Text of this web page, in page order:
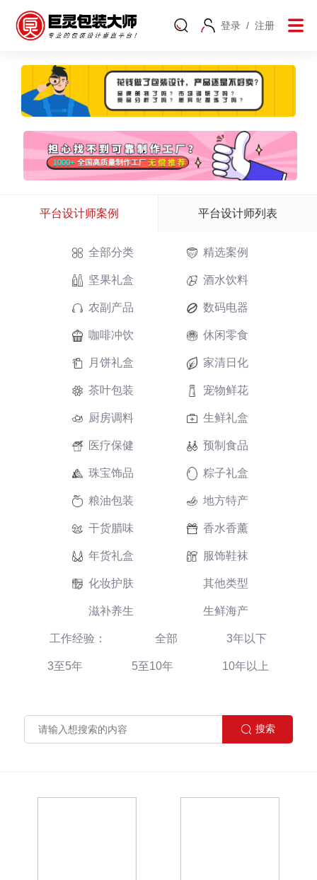
登录 / 注册
平台设计师案例 平台设计师列表
全部分类 精选案例
坚果礼盒 酒水饮料
农副产品 数码电器
咖啡冲饮 休闲零食
月饼礼盒 家清日化
茶叶包装 宠物鲜花
厨房调料 生鲜礼盒
医疗保健 预制食品
珠宝饰品 粽子礼盒
粮油包装 地方特产
干货腊味 香水香薰
年货礼盒 服饰鞋袜
化妆护肤 其他类型
滋补养生 生鲜海产
工作经验： 全部 3年以下
3至5年 5至10年 10年以上